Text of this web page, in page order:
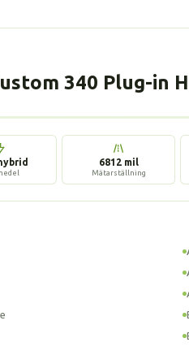
340 Plug-in
6812 mil
Mätarställning